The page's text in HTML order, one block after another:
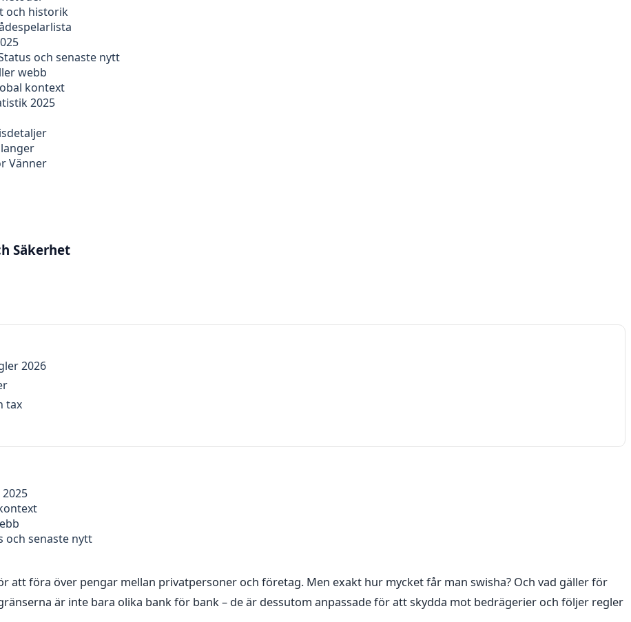
och historik
och senaste nytt
webb
kontext
2025
Vänner
Säkerhet
2026
tax
och senaste nytt
att föra över pengar mellan privatpersoner och företag. Men exakt hur mycket får man swisha? Och vad gäller för
är inte bara olika bank för bank – de är dessutom anpassade för att skydda mot bedrägerier och följer regler